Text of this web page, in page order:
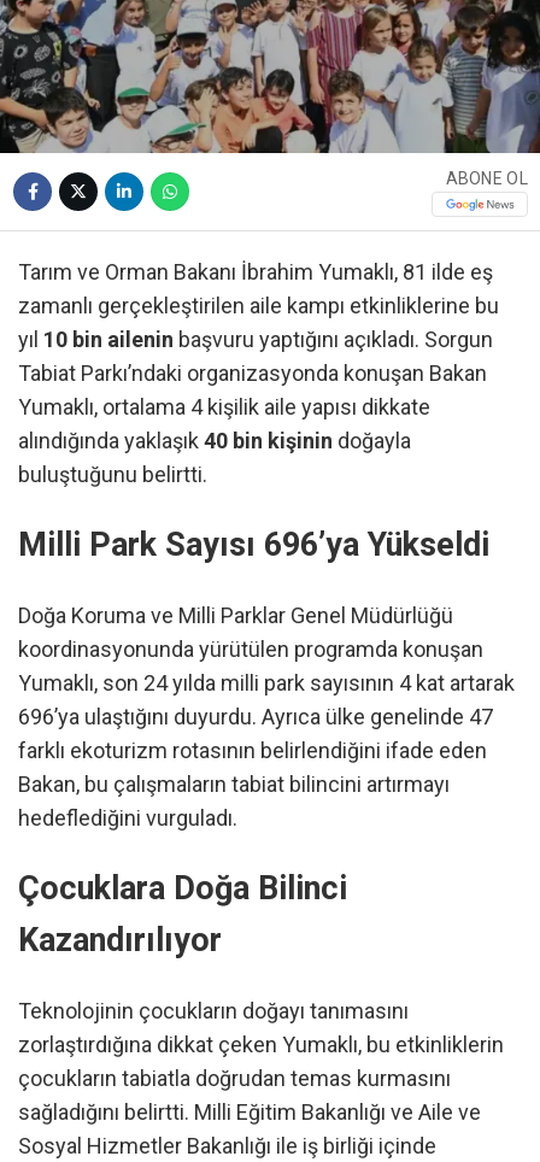
ABONE OL
Tarım ve Orman Bakanı İbrahim Yumaklı, 81 ilde eş
zamanlı gerçekleştirilen aile kampı etkinliklerine bu
yıl 10 bin ailenin başvuru yaptığını açıkladı. Sorgun
Tabiat Parkı’ndaki organizasyonda konuşan Bakan
Yumaklı, ortalama 4 kişilik aile yapısı dikkate
alındığında yaklaşık 40 bin kişinin doğayla
buluştuğunu belirtti.
Milli Park Sayısı 696’ya Yükseldi
Doğa Koruma ve Milli Parklar Genel Müdürlüğü
koordinasyonunda yürütülen programda konuşan
Yumaklı, son 24 yılda milli park sayısının 4 kat artarak
696’ya ulaştığını duyurdu. Ayrıca ülke genelinde 47
farklı ekoturizm rotasının belirlendiğini ifade eden
Bakan, bu çalışmaların tabiat bilincini artırmayı
hedeflediğini vurguladı.
Çocuklara Doğa Bilinci
Kazandırılıyor
Teknolojinin çocukların doğayı tanımasını
zorlaştırdığına dikkat çeken Yumaklı, bu etkinliklerin
çocukların tabiatla doğrudan temas kurmasını
sağladığını belirtti. Milli Eğitim Bakanlığı ve Aile ve
Sosyal Hizmetler Bakanlığı ile iş birliği içinde